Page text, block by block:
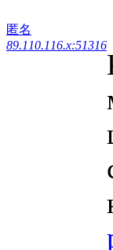
匿名
89.110.116.x:51316